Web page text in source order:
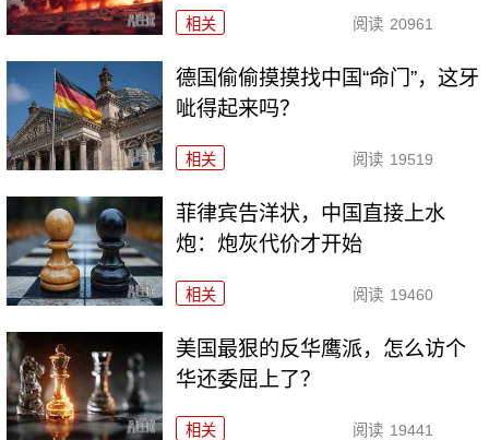
相关 阅读 20961
德国偷偷摸摸找中国“命门”，这牙
呲得起来吗？
相关 阅读 19519
菲律宾告洋状，中国直接上水
炮：炮灰代价才开始
相关 阅读 19460
美国最狠的反华鹰派，怎么访个
华还委屈上了？
相关 阅读 19441